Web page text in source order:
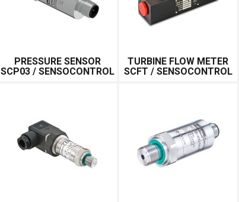
PRESSURE SENSOR
SCP03 / SENSOCONTROL
TURBINE FLOW METER
SCFT / SENSOCONTROL